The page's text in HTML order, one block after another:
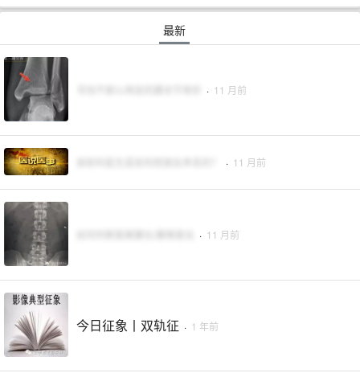
最新
· 11 月前
· 11 月前
· 11 月前
今日征象丨双轨征 · 1 年前